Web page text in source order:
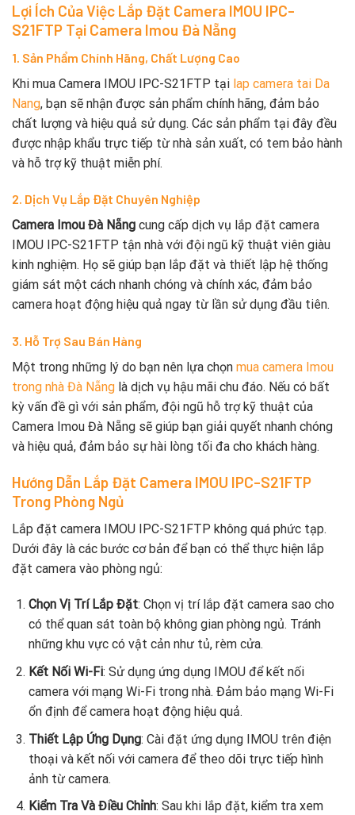
Lợi Ích Của Việc Lắp Đặt Camera IMOU IPC-
S21FTP Tại Camera Imou Đà Nẵng
1. Sản Phẩm Chính Hãng, Chất Lượng Cao
Khi mua Camera IMOU IPC-S21FTP tại lap camera tai Da
Nang, bạn sẽ nhận được sản phẩm chính hãng, đảm bảo
chất lượng và hiệu quả sử dụng. Các sản phẩm tại đây đều
được nhập khẩu trực tiếp từ nhà sản xuất, có tem bảo hành
và hỗ trợ kỹ thuật miễn phí.
2. Dịch Vụ Lắp Đặt Chuyên Nghiệp
Camera Imou Đà Nẵng cung cấp dịch vụ lắp đặt camera
IMOU IPC-S21FTP tận nhà với đội ngũ kỹ thuật viên giàu
kinh nghiệm. Họ sẽ giúp bạn lắp đặt và thiết lập hệ thống
giám sát một cách nhanh chóng và chính xác, đảm bảo
camera hoạt động hiệu quả ngay từ lần sử dụng đầu tiên.
3. Hỗ Trợ Sau Bán Hàng
Một trong những lý do bạn nên lựa chọn mua camera Imou
trong nhà Đà Nẵng là dịch vụ hậu mãi chu đáo. Nếu có bất
kỳ vấn đề gì với sản phẩm, đội ngũ hỗ trợ kỹ thuật của
Camera Imou Đà Nẵng sẽ giúp bạn giải quyết nhanh chóng
và hiệu quả, đảm bảo sự hài lòng tối đa cho khách hàng.
Hướng Dẫn Lắp Đặt Camera IMOU IPC-S21FTP
Trong Phòng Ngủ
Lắp đặt camera IMOU IPC-S21FTP không quá phức tạp.
Dưới đây là các bước cơ bản để bạn có thể thực hiện lắp
đặt camera vào phòng ngủ:
Chọn Vị Trí Lắp Đặt: Chọn vị trí lắp đặt camera sao cho
có thể quan sát toàn bộ không gian phòng ngủ. Tránh
những khu vực có vật cản như tủ, rèm cửa.
Kết Nối Wi-Fi: Sử dụng ứng dụng IMOU để kết nối
camera với mạng Wi-Fi trong nhà. Đảm bảo mạng Wi-Fi
ổn định để camera hoạt động hiệu quả.
Thiết Lập Ứng Dụng: Cài đặt ứng dụng IMOU trên điện
thoại và kết nối với camera để theo dõi trực tiếp hình
ảnh từ camera.
Kiểm Tra Và Điều Chỉnh: Sau khi lắp đặt, kiểm tra xem